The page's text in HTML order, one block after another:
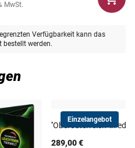
MwSt.
Verfügbarkeit kann das
bestellt werden.
Einzelangebot
''Oberösterreich'' in
289,00 €